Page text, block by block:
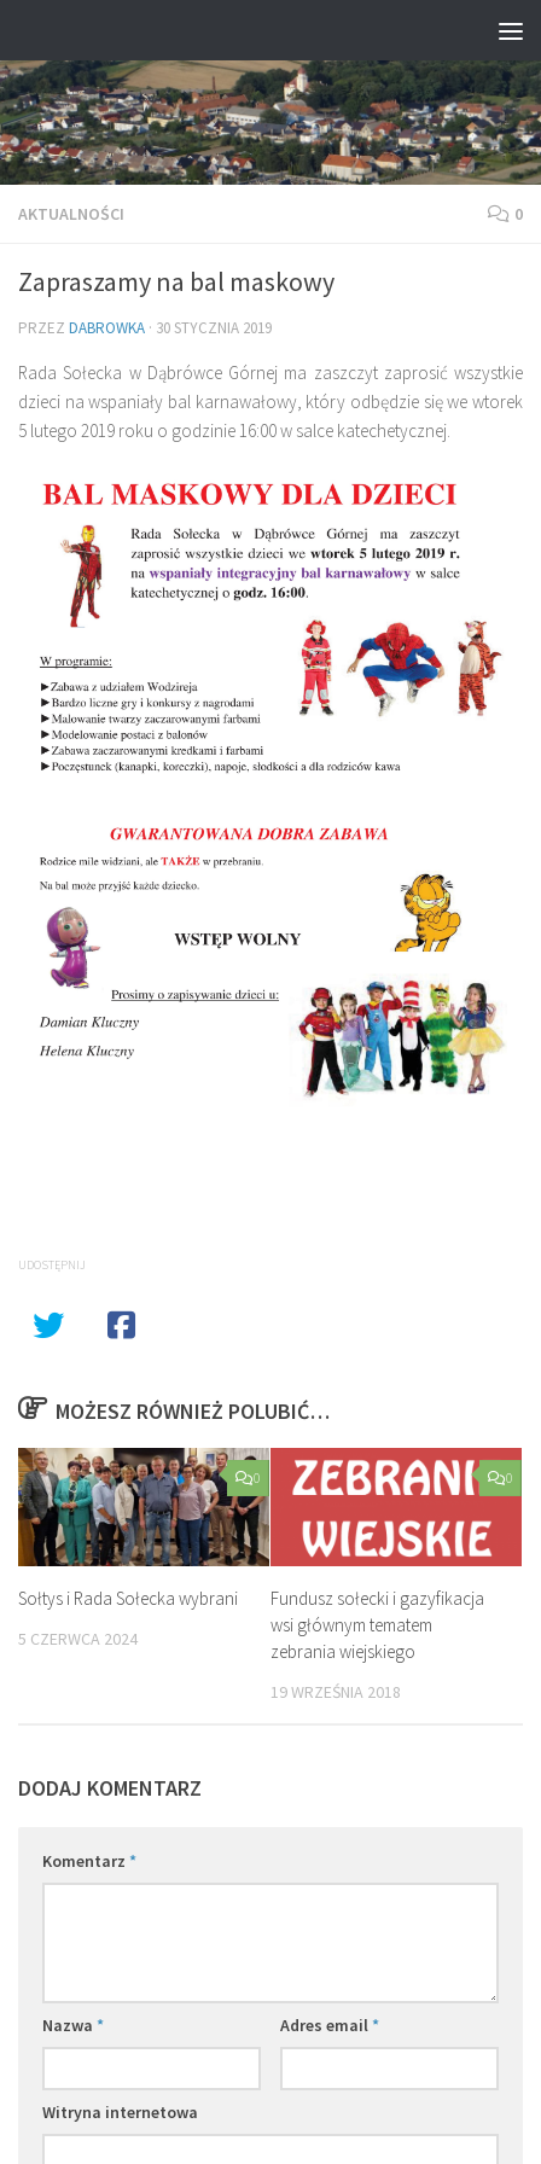
AKTUALNOŚCI 0
Zapraszamy na bal maskowy
PRZEZ DABROWKA · 30 STYCZNIA 2019
Rada Sołecka w Dąbrówce Górnej ma zaszczyt zaprosić wszystkie
dzieci na wspaniały bal karnawałowy, który odbędzie się we wtorek
5 lutego 2019 roku o godzinie 16:00 w salce katechetycznej.
UDOSTĘPNIJ
MOŻESZ RÓWNIEŻ POLUBIĆ…
0
Sołtys i Rada Sołecka wybrani
5 CZERWCA 2024
0
Fundusz sołecki i gazyfikacja
wsi głównym tematem
zebrania wiejskiego
19 WRZEŚNIA 2018
DODAJ KOMENTARZ
Komentarz *
Nazwa * Adres email*
Witryna internetowa